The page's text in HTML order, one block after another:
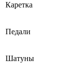
Каретка
Педали
Шатуны